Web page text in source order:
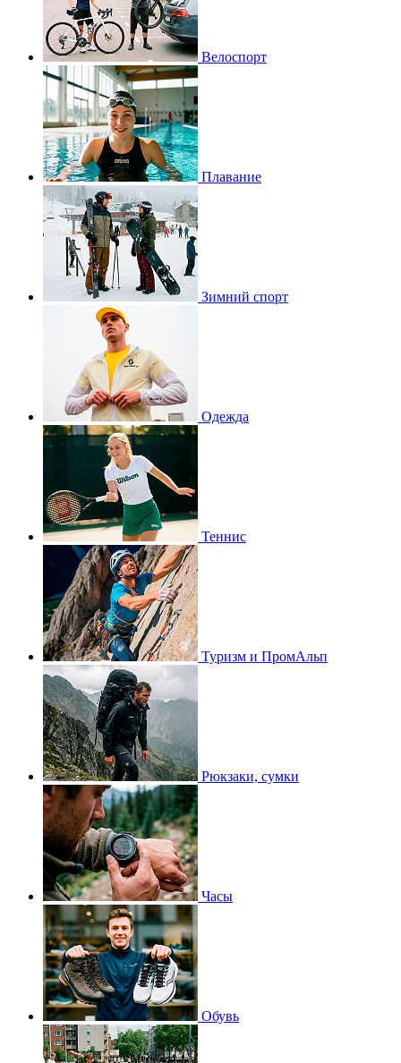
Велоспорт
Плавание
Зимний спорт
Одежда
Теннис
Туризм и ПромАльп
Рюкзаки, сумки
Часы
Обувь